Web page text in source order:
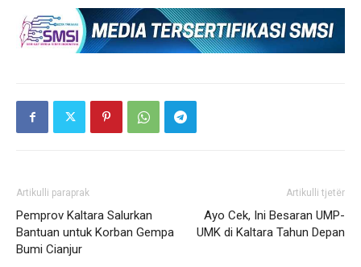
Artikulli paraprak
Pemprov Kaltara Salurkan
Bantuan untuk Korban Gempa
Bumi Cianjur
Artikulli tjetër
Ayo Cek, Ini Besaran UMP-
UMK di Kaltara Tahun Depan